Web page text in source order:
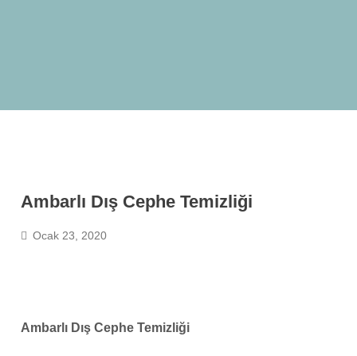
Ambarlı Dış Cephe Temizliği
Ocak 23, 2020
Ambarlı Dış Cephe Temizliği